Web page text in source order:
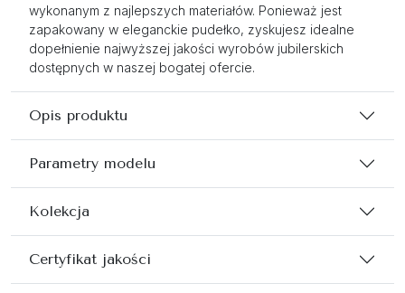
wykonanym z najlepszych materiałów. Ponieważ jest
zapakowany w eleganckie pudełko, zyskujesz idealne
dopełnienie najwyższej jakości wyrobów jubilerskich
dostępnych w naszej bogatej ofercie.
Opis produktu
Parametry modelu
Kolekcja
Certyfikat jakości